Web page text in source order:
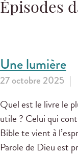
Épisodes
Une lumière
27 octobre 2025
Quel est le livre le
utile ? Celui qui
Bible te vient à
Parole de Dieu est